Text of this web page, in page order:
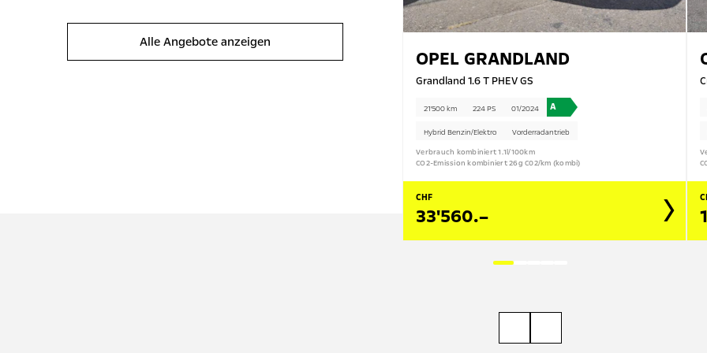
Alle Angebote anzeigen
OPEL GRANDLAND
Grandland 1.6 T PHEV GS
21'500 km 224 PS 01/2024 A
Hybrid Benzin/Elektro Vorderradantrieb
Verbrauch kombiniert 1.1l/100km
CO2-Emission kombiniert 26g C02/km (kombi)
CHF
33'560.–